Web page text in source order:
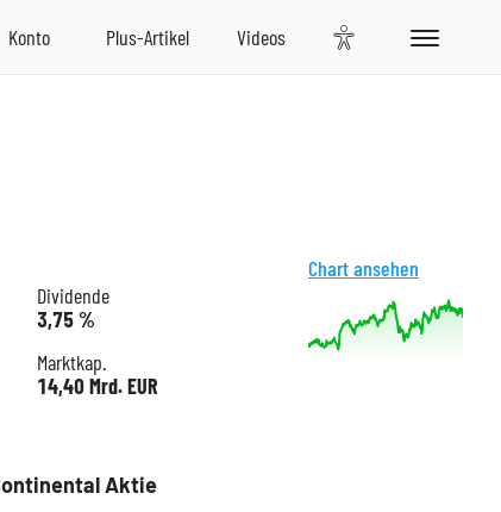
Chart ansehen
Dividende
3,75 %
Marktkap.
14,40 Mrd. EUR
Aktie